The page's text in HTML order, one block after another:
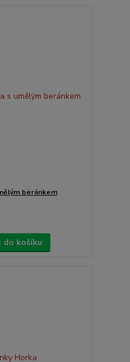
beránkem
do košíku